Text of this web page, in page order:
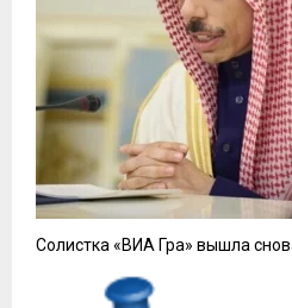
Солистка «ВИА Гра» вышла